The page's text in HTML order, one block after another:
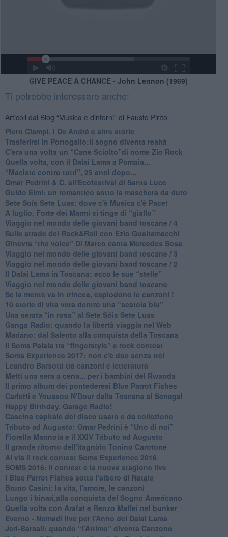
GIVE PEACE A CHANCE - John Lennon (1969)
Ti potrebbe interessare anche:
Articoli dal Blog “Musica e dintorni” di Fausto Pirìto
​Piero Ciampi, i De André e altre storie
​Trasferirsi in Portogallo:il sogno diventa realtà
​C'era una volta un “Cane Sciolto”di nome Zio Rock
Quella volta, con il Dalai Lama a Pomaia...
​“Maciste contro tutti”, 25 anni dopo...
​Omar Pedrini & C. all'Ecofestival di Santa Luce
Guido Elmi: un romantico sotto la maschera da duro
Sete Soís Sete Luas: dove c'è Musica c'è Pace!
​A luglio, Forte dei Marmi si tinge di “giallo”
Viaggio nel mondo delle giovani band toscane / 4
Sulle strade del Rock&Roll con Ezio Guaitamacchi
​Ginevra “the voice” Di Marco canta Mercedes Sosa
Viaggio nel mondo delle giovani band toscane / 3
​Viaggio nel mondo delle giovani band toscane / 2
Il Dalai Lama in Toscana: ecco le sue “stelle”
Viaggio nel mondo delle giovani band toscane
Se la mente va in trincea, esplodono le canzoni !
​10 storie di vita vera dentro una “scatola blu”
​Una serata “in rosa” al Sete Sóis Sete Luas
Ganga Radio: quando la libertà viaggia nel Web
Mariano: dal Salento alla conquista della Toscana
​Il Soms Palaia tra “fingerstyle” e rock contest
Soms Experience 2017: non c'è due senza tre!
​Leandro Barsotti tra canzoni e letteratura
​Metti una sera a cena... per i bambini del Rwanda
​Il primo album dei pontederesi Blue Parrot Fishes
Carletti e Youssou N'Dour dalla Toscana al Senegal
Happy Birthday, Garage Radio!
​Cascina capitale del disco usato e da collezione
Tributo ad Augusto: Omar Pedrini è “Uno di noi”
​Fiorella Mannoia e il XXIV Tributo ad Augusto
Il grande ritorno dell'itagnòlo Tonino Carotone
​Al via il rock contest Soms Experience 2016
​SOMS 2016: il contest e la nuova stagione live
I Blue Parrot Fishes sotto l'albero di Natale
Bruno Casini: la vita, l'amore, le canzoni
​Lungo i binari,alla conquista del Sogno Americano
​Quella volta con Arafat e Renzo Maffei nel bunker
​Evento - Nomadi live per l'Anno del Dalai Lama
Jerì-Barsali: quando “l'Attimo” diventa Canzone